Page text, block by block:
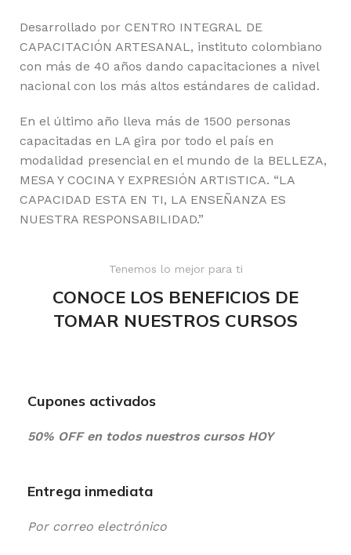
Desarrollado por CENTRO INTEGRAL DE
CAPACITACIÓN ARTESANAL, instituto colombiano
con más de 40 años dando capacitaciones a nivel
nacional con los más altos estándares de calidad.
En el último año lleva más de 1500 personas
capacitadas en LA gira por todo el país en
modalidad presencial en el mundo de la BELLEZA,
MESA Y COCINA Y EXPRESIÓN ARTISTICA. “LA
CAPACIDAD ESTA EN TI, LA ENSEÑANZA ES
NUESTRA RESPONSABILIDAD.”
Tenemos lo mejor para ti
CONOCE LOS BENEFICIOS DE
TOMAR NUESTROS CURSOS
Cupones activados
50% OFF en todos nuestros cursos HOY
Entrega inmediata
Por correo electrónico